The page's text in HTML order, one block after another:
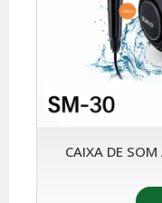
CAIXA DE